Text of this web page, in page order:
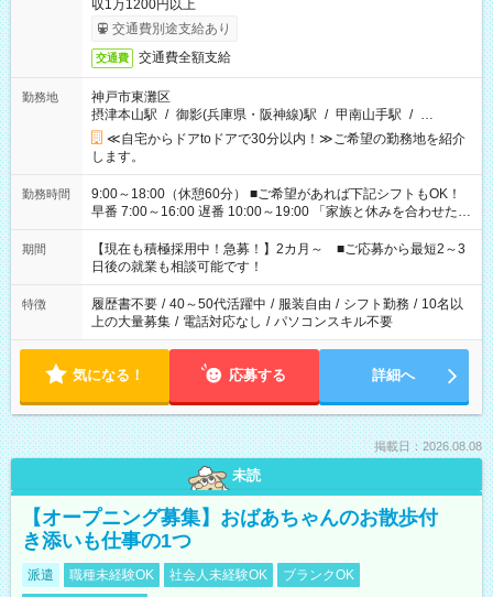
収1万1200円以上
交通費別途支給あり
交通費 交通費全額支給
勤務地
神戸市東灘区
摂津本山駅 / 御影(兵庫県・阪神線)駅 / 甲南山手駅 / …
≪自宅からドアtoドアで30分以内！≫ご希望の勤務地を紹介
します。
勤務時間
9:00～18:00（休憩60分） ■ご希望があれば下記シフトもOK！
早番 7:00～16:00 遅番 10:00～19:00 「家族と休みを合わせた
い」 「余裕を持って夕飯の準備がしたい」 「できれば残業はし
たくない」 など、ご希望を教えてくださいね。 ※Wワーク希望
の方へ 今ご覧のお仕事で希望する勤務時間と、もう1つのお仕事
の勤務時間。 合計で週40時間を超える場合は応募できません。
期間
【現在も積極採用中！急募！】2カ月～ ■ご応募から最短2～3
日後の就業も相談可能です！
特徴 履歴書不要 / 40～50代活躍中 / 服装自由 / シフト勤務 / 10名以
上の大量募集 / 電話対応なし / パソコンスキル不要
気になる！ 応募する 詳細へ
掲載日：2026.08.08
未読
【オープニング募集】おばあちゃんのお散歩付
き添いも仕事の1つ
派遣 職種未経験OK 社会人未経験OK
ブランクOK